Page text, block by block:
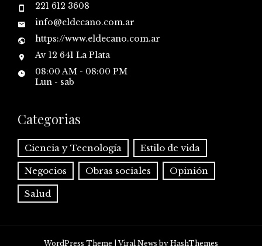
221 612 3608
info@eldecano.com.ar
https://www.eldecano.com.ar
Av 12 641 La Plata
08:00 AM - 08:00 PM
Lun - sab
Categorias
Ciencia y Tecnología Estilo de vida
Negocios Obras sociales Opinión
Salud
WordPress Theme |Viral News by HashThemes